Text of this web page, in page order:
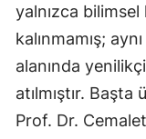
yalnızca
kalınmamış;
alanında
atılmıştır.
Prof. Dr.